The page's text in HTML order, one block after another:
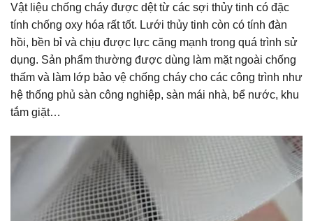
Vật liệu chống cháy được dệt từ các sợi thủy tinh có đặc
tính chống oxy hóa rất tốt. Lưới thủy tinh còn có tính đàn
hồi, bền bỉ và chịu được lực căng mạnh trong quá trình sử
dụng. Sản phẩm thường được dùng làm mặt ngoài chống
thấm và làm lớp bảo vệ chống cháy cho các công trình như
hệ thống phủ sàn công nghiệp, sàn mái nhà, bể nước, khu
tắm giặt…